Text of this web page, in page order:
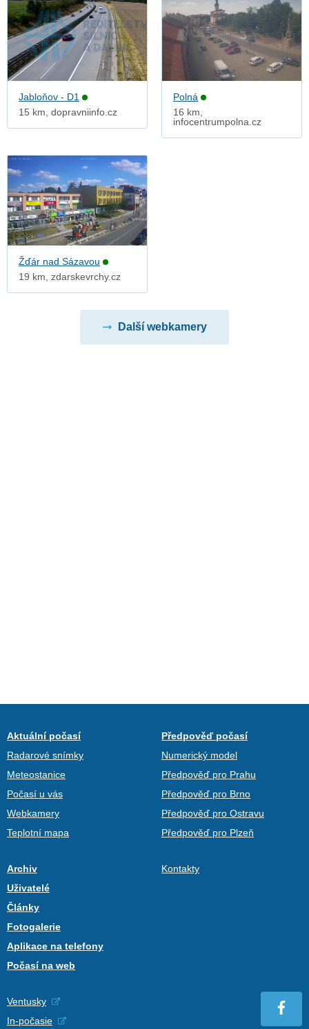
Jabloňov - D1
15 km, dopravniinfo.cz
Polná
16 km,
infocentrumpolna.cz
Žďár nad Sázavou
19 km, zdarskevrchy.cz
Další webkamery
Aktuální počasí
Radarové snímky
Meteostanice
Počasí u vás
Webkamery
Teplotní mapa
Předpověď počasí
Numerický model
Předpověď pro Prahu
Předpověď pro Brno
Předpověď pro Ostravu
Předpověď pro Plzeň
Archiv
Uživatelé
Články
Fotogalerie
Aplikace na telefony
Počasí na web
Kontakty
Ventusky
In-počasie